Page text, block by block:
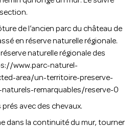
de l’ancien parc du château de
en réserve naturelle régionale.
naturelle régionale des
www.parc-naturel-
area/un-territoire-preserve-
remarquables/reserve-0
avec des chevaux.
dans la continuité du mur, tourner